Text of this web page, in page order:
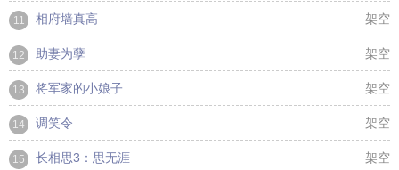
11 相府墙真高 架空
12 助妻为孽 架空
13 将军家的小娘子 架空
14 调笑令 架空
15 长相思3：思无涯 架空